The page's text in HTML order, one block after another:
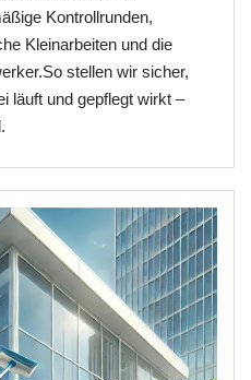
Kontrollrunden,
Kleinarbeiten und die
stellen wir sicher,
läuft und gepflegt wirkt –